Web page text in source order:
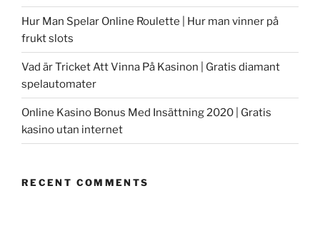
Hur Man Spelar Online Roulette | Hur man vinner på
frukt slots
Vad är Tricket Att Vinna På Kasinon | Gratis diamant
spelautomater
Online Kasino Bonus Med Insättning 2020 | Gratis
kasino utan internet
RECENT COMMENTS